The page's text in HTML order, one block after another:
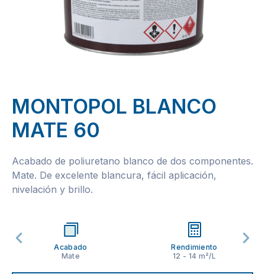
MONTOPOL BLANCO
MATE 60
Acabado de poliuretano blanco de dos componentes.
Mate. De excelente blancura, fácil aplicación,
nivelación y brillo.
Acabado
Mate
Rendimiento
12 - 14 m²/L